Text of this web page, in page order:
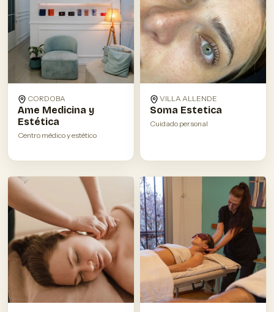
CORDOBA
Ame Medicina y
Estética
Centro médico y estético
VILLA ALLENDE
Soma Estetica
Cuidado personal